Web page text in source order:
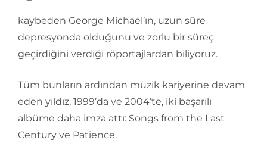
kaybeden George Michael’ın, uzun süre
depresyonda olduğunu ve zorlu bir süreç
geçirdiğini verdiği röportajlardan biliyoruz.
Tüm bunların ardından müzik kariyerine devam
eden yıldız, 1999’da ve 2004’te, iki başarılı
albüme daha imza attı: Songs from the Last
Century ve Patience.